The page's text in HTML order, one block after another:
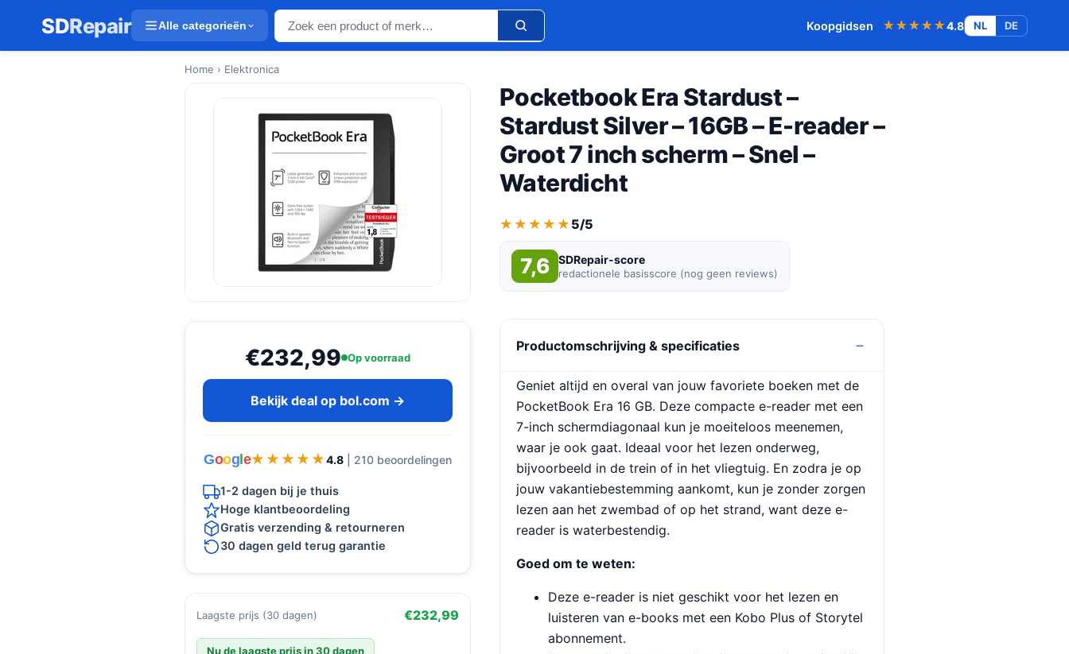
SDRepair Alle categorieën Koopgidsen ★★★★★
★★★★★4.8 NL DE
Home › Elektronica
€232,99 Op voorraad
Bekijk deal op bol.com →
Goog e★★★★★
★★★★★ 4.8 | 210 beoordelingen
1-2 dagen bij je thuis
Hoge klantbeoordeling
Gratis verzending & retourneren
30 dagen geld terug garantie
Laagste prijs (30 dagen) €232,99
Nu de laagste prijs in 30 dagen
Pocketbook Era Stardust –
Stardust Silver – 16GB – E-reader –
Groot 7 inch scherm – Snel –
Waterdicht
★★★★★
★★★★★ 5/5
7,6 SDRepair-score
redactionele basisscore (nog geen reviews)
Productomschrijving & specificaties
Geniet altijd en overal van jouw favoriete boeken met de
PocketBook Era 16 GB. Deze compacte e-reader met een
7-inch schermdiagonaal kun je moeiteloos meenemen,
waar je ook gaat. Ideaal voor het lezen onderweg,
bijvoorbeeld in de trein of in het vliegtuig. En zodra je op
jouw vakantiebestemming aankomt, kun je zonder zorgen
lezen aan het zwembad of op het strand, want deze e-
reader is waterbestendig.
Goed om te weten:
Deze e-reader is niet geschikt voor het lezen en
luisteren van e-books met een Kobo Plus of Storytel
abonnement.